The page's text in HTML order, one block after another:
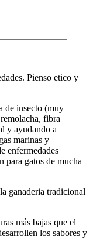
Pienso etico y
de insecto (muy
fibra
y ayudando a
marinas y
enfermedades
para gatos de mucha
ganaderia tradicional
más bajas que el
los sabores y